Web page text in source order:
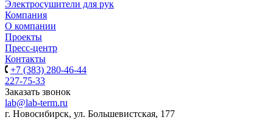
Электросушители для рук
Компания
О компании
Проекты
Пресс-центр
Контакты
+7 (383) 280-46-44
227-75-33
Заказать звонок
lab@lab-term.ru
г. Новосибирск, ул. Большевистская, 177